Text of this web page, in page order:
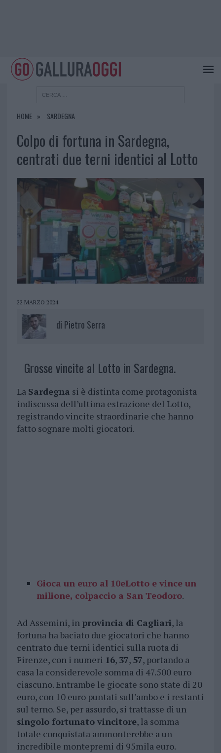
HOME SARDEGNA
Colpo di fortuna in Sardegna,
centrati due terni identici al Lotto
22 MARZO 2024
di Pietro Serra
Grosse vincite al Lotto in Sardegna.
La Sardegna si è distinta come protagonista
indiscussa dell’ultima estrazione del Lotto,
registrando vincite straordinarie che hanno
fatto sognare molti giocatori.
Gioca un euro al 10eLotto e vince un
milione, colpaccio a San Teodoro.
Ad Assemini, in provincia di Cagliari, la
fortuna ha baciato due giocatori che hanno
centrato due terni identici sulla ruota di
Firenze, con i numeri 16, 37, 57, portando a
casa la considerevole somma di 47.500 euro
ciascuno. Entrambe le giocate sono state di 20
euro, con 10 euro puntati sull’ambo e i restanti
sul terno. Se, per assurdo, si trattasse di un
singolo fortunato vincitore, la somma
totale conquistata ammonterebbe a un
incredibile montepremi di 95mila euro.